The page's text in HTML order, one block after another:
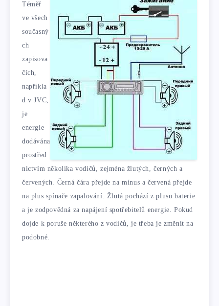
Téměř
ve všech
současný
ch
zapisova
čích,
napříkla
d v JVC,
je
energie
dodávána
prostřed
nictvím několika vodičů, zejména žlutých, černých a
červených. Černá čára přejde na mínus a červená přejde
na plus spínače zapalování. Žlutá pochází z plusu baterie
a je zodpovědná za napájení spotřebitelů energie. Pokud
dojde k poruše některého z vodičů, je třeba je změnit na
podobné.